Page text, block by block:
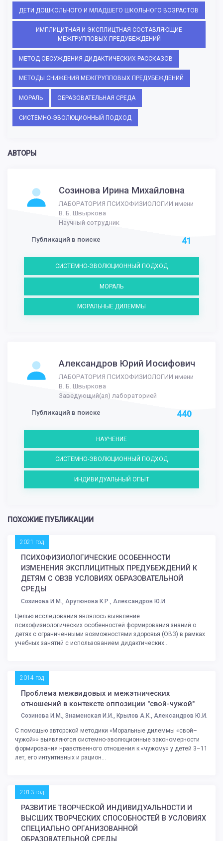
ДЕТИ ДОШКОЛЬНОГО И МЛАДШЕГО ШКОЛЬНОГО ВОЗРАСТОВ
ИМПЛИЦИТНАЯ И ЭКСПЛИЦТНАЯ СОСТАВЛЯЮЩИЕ
МЕЖГРУППОВЫХ ПРЕДУБЕЖДЕНИЙ
МЕТОД ОБСУЖДЕНИЯ ДИДАКТИЧЕСКИХ РАССКАЗОВ
МЕТОДЫ СНИЖЕНИЯ МЕЖГРУППОВЫХ ПРЕДУБЕЖДЕНИЙ
МОРАЛЬ ОБРАЗОВАТЕЛЬНАЯ СРЕДА
СИСТЕМНО-ЭВОЛЮЦИОННЫЙ ПОДХОД
АВТОРЫ
Созинова Ирина Михайловна
ЛАБОРАТОРИЯ ПСИХОФИЗИОЛОГИИ имени
В. Б. Швыркова
Научный сотрудник
Публикаций в поиске 41
СИСТЕМНО-ЭВОЛЮЦИОННЫЙ ПОДХОД
МОРАЛЬ
МОРАЛЬНЫЕ ДИЛЕММЫ
Александров Юрий Иосифович
ЛАБОРАТОРИЯ ПСИХОФИЗИОЛОГИИ имени
В. Б. Швыркова
Заведующий(ая) лабораторией
Публикаций в поиске 440
НАУЧЕНИЕ
СИСТЕМНО-ЭВОЛЮЦИОННЫЙ ПОДХОД
ИНДИВИДУАЛЬНЫЙ ОПЫТ
ПОХОЖИЕ ПУБЛИКАЦИИ
2021 год
ПСИХОФИЗИОЛОГИЧЕСКИЕ ОСОБЕННОСТИ
ИЗМЕНЕНИЯ ЭКСПЛИЦИТНЫХ ПРЕДУБЕЖДЕНИЙ К
ДЕТЯМ С ОВЗВ УСЛОВИЯХ ОБРАЗОВАТЕЛЬНОЙ
СРЕДЫ
Созинова И.М., Арутюнова К.Р., Александров Ю.И.
Целью исследования являлось выявление
психофизиологических особенностей формирования знаний о
детях с ограниченными возможностями здоровья (ОВЗ) в рамках
учебных занятий с использованием дидактических...
2014 год
Проблема межвидовых и межэтнических
отношений в контексте оппозиции "свой-чужой"
Созинова И.М., Знаменская И.И., Крылов А.К., Александров Ю.И.
С помощью авторской методики «Моральные дилеммы «свой–
чужой»» выявляются системно-эволюционные закономерности
формирования нравственного отношения к «чужому» у детей 3–11
лет, его интуитивных и рацион...
2013 год
РАЗВИТИЕ ТВОРЧЕСКОЙ ИНДИВИДУАЛЬНОСТИ И
ВЫСШИХ ТВОРЧЕСКИХ СПОСОБНОСТЕЙ В УСЛОВИЯХ
СПЕЦИАЛЬНО ОРГАНИЗОВАННОЙ